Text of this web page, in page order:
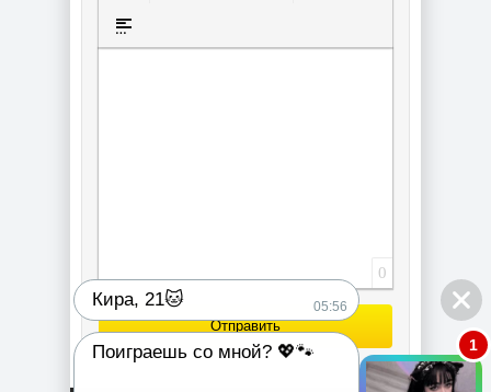
Вставка спойлера
0
Отправить
Кира, 21🐱 05:56
Поиграешь со мной? 💖🐾 1